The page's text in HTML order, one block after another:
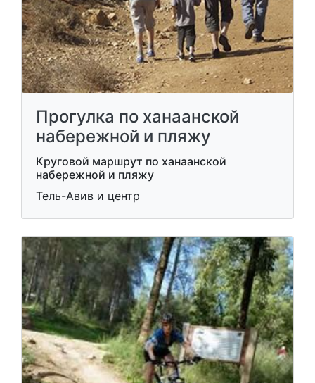
Прогулка по ханаанской
набережной и пляжу
Круговой маршрут по ханаанской
набережной и пляжу
Тель-Авив и центр